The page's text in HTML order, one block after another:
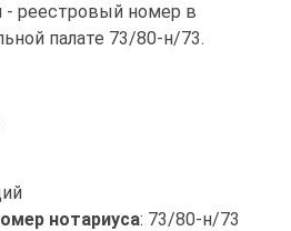
- реестровый номер в
палате 73/80-н/73.
нотариуса: 73/80-н/73